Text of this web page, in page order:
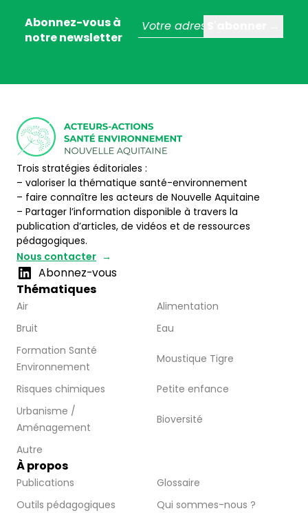
Abonnez-vous à
notre newsletter
Trois stratégies éditoriales :
– valoriser la thématique santé-environnement
– faire connaître les acteurs de Nouvelle Aquitaine
– Partager l’information disponible à travers la
publication d’articles, de vidéos et de ressources
pédagogiques.
Nous contacter
Abonnez-vous
Thématiques
Air
Alimentation
Bruit
Eau
Formation Santé
Environnement
Moustique Tigre
Risques chimiques
Petite enfance
Urbanisme /
Aménagement
Bioversité
Autre
À propos
Publications
Glossaire
Outils pédagogiques
Qui sommes-nous ?